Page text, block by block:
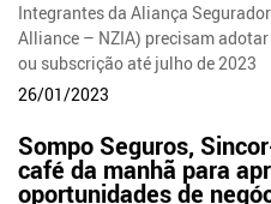
Integrantes da Aliança
Alliance – NZIA) precisam
ou subscrição até julho de 2023
26/01/2023
Sompo Seguros,
café da manhã para
oportunidades de